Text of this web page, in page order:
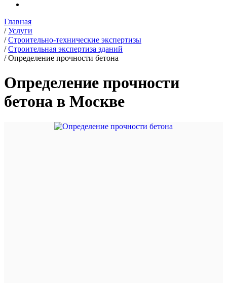
Главная
/ Услуги
/ Строительно-технические экспертизы
/ Строительная экспертиза зданий
/ Определение прочности бетона
Определение прочности
бетона в Москве